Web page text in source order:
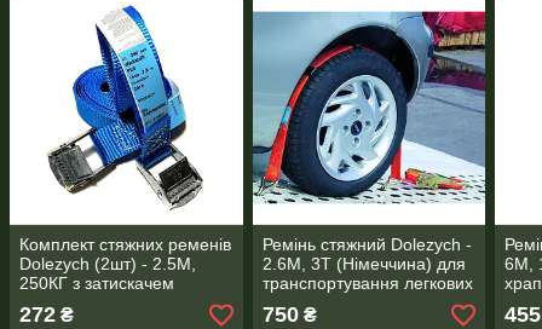
Комплект стяжних ременів
Dolezych (2шт) - 2.5М,
250КГ з затискачем
(Німеччина)
272 ₴
Ремінь стяжний Dolezych -
2.6М, 3T (Німеччина) для
транспортування легкових
автомобілів на автовозах
750₴
6М,
455